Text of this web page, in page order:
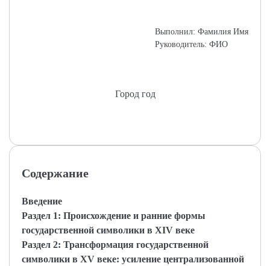
Выполнил: Фамилия Имя
Руководитель: ФИО
Город год
Содержание
Введение
Раздел 1: Происхождение и ранние формы
государственной символики в XIV веке
Раздел 2: Трансформация государственной
символики в XV веке: усиление централизованной